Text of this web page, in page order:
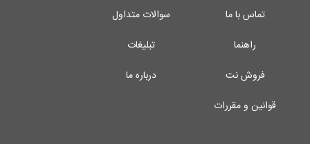
تماس با ما
سوالات متداول
راهنما
تبلیغات
فروش نت
درباره ما
قوانین و مقررات